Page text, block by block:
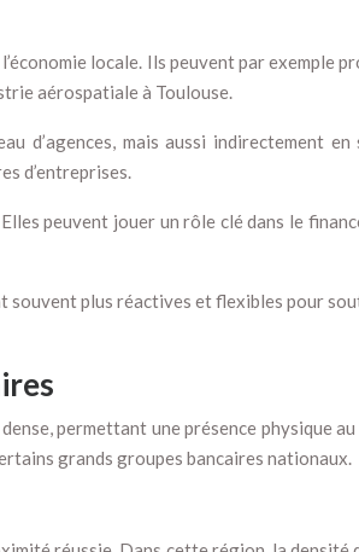
locale. Ils peuvent par exemple
aérospatiale à Toulouse.
d’agences, mais aussi indirectement
d’entreprises.
peuvent jouer un rôle clé dans le
plus réactives et flexibles pour
permettant une présence physique
grands groupes bancaires nationaux.